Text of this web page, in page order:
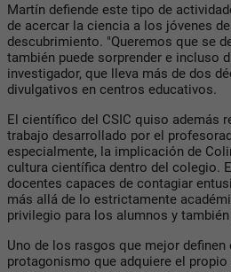
Martín defiende este tipo de
de acercar la ciencia a los jóvenes
descubrimiento. "Queremos que se
también puede sorprender e incluso
investigador, que lleva más de dos
divulgativos en centros educativos.
El científico del CSIC quiso además
trabajo desarrollado por el
especialmente, la implicación de
cultura científica dentro del colegio.
docentes capaces de contagiar
más allá de lo estrictamente
privilegio para los alumnos y
Uno de los rasgos que mejor
protagonismo que adquiere el propio